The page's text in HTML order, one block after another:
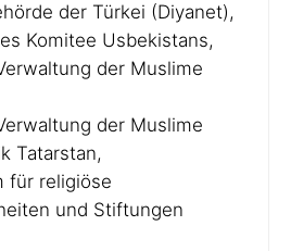
der Türkei (Diyanet),
Komitee Usbekistans,
der Muslime
der Muslime
Tatarstan,
für religiöse
und Stiftungen